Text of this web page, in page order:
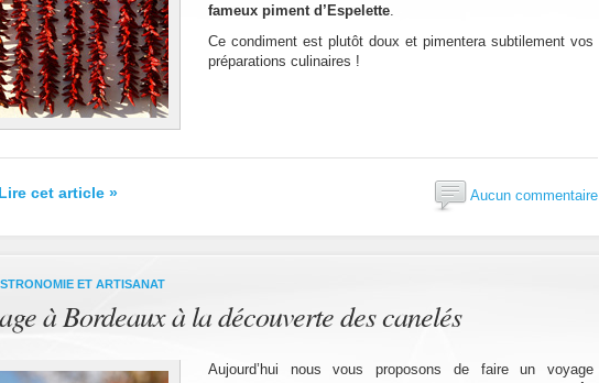
fameux piment d’Espelette.
Ce condiment est plutôt doux et pimentera subtilement vos
préparations culinaires !
Lire cet article » Aucun commentaire
ET ARTISANAT
à Bordeaux à la découverte des canelés
Aujourd’hui nous vous proposons de faire un voyage